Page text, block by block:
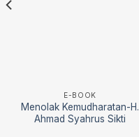
E-BOOK
Menolak Kemudharatan-H.
Ahmad Syahrus Sikti